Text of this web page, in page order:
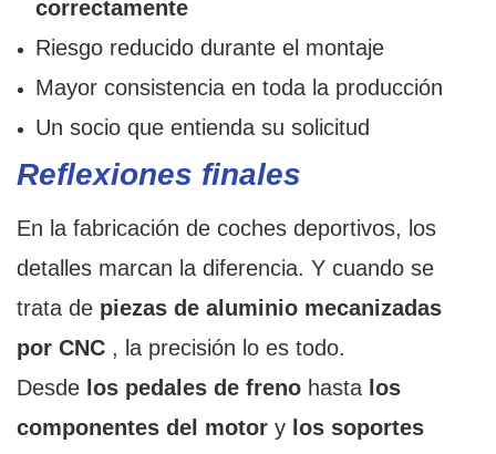
correctamente
Riesgo reducido durante el montaje
Mayor consistencia en toda la producción
Un socio que entienda su solicitud
Reflexiones finales
En la fabricación de coches deportivos, los
detalles marcan la diferencia. Y cuando se
trata de piezas de aluminio mecanizadas
por CNC , la precisión lo es todo.
Desde los pedales de freno hasta los
componentes del motor y los soportes